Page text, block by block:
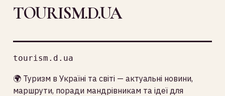
TOURISM.D.UA
tourism.d.ua
🌍 Туризм в Україні та світі — актуальні новини,
маршрути, поради мандрівникам та ідеї для